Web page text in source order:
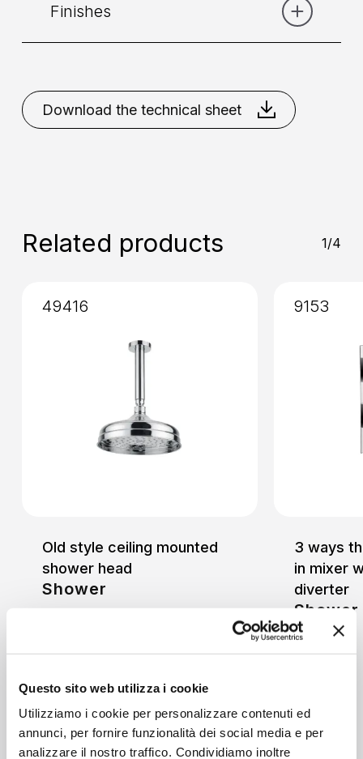
Questo sito web utilizza i cookie
Utilizziamo i cookie per personalizzare contenuti ed
annunci, per fornire funzionalità dei social media e per
analizzare il nostro traffico. Condividiamo inoltre
Installation: External
Finishes
Acciaio Spazzolato
Download the technical sheet
Related products 1/4
Old style ceiling mounted
shower head
Shower
49416
3 ways
in mixer
diverter
Shower
9153